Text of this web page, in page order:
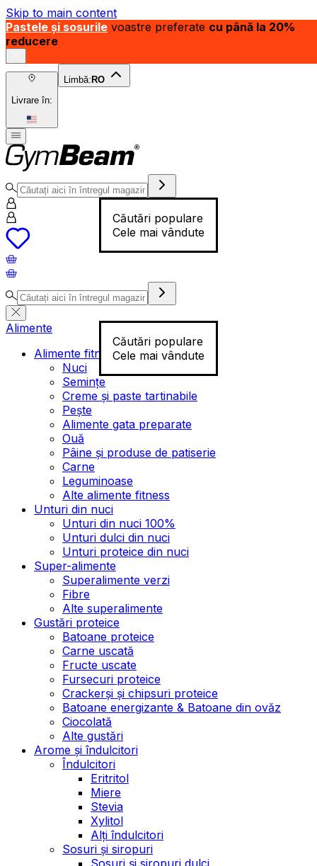
Skip to main content
Pastele și sosurile voastre preferate cu până la 20%
reducere
Livrare în:
Limbă: RO
Căutări populare
Cele mai vândute
Căutări populare
Cele mai vândute
Alimente
Alimente fitness
Nuci
Semințe
Creme și paste tartinabile
Pește
Alimente gata preparate
Ouă
Pâine și produse de patiserie
Carne
Leguminoase
Alte alimente fitness
Unturi din nuci
Unturi din nuci 100%
Unturi dulci din nuci
Unturi proteice din nuci
Super-alimente
Superalimente verzi
Fibre
Alte superalimente
Gustări proteice
Batoane proteice
Carne uscată
Fructe uscate
Fursecuri proteice
Crackerși și chipsuri proteice
Batoane energizante & Batoane din ovăz
Ciocolată
Alte gustări
Arome și îndulcitori
Îndulcitori
Eritritol
Miere
Stevia
Xylitol
Alți îndulcitori
Sosuri și siropuri
Sosuri și siropuri dulci